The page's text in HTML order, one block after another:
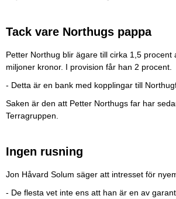
Tack vare Northugs pappa
Petter Northug blir ägare till cirka 1,5
miljoner kronor. I provision får han 2 procent.
- Detta är en bank med kopplingar till
Saken är den att Petter Northugs far har
Terragruppen.
Ingen rusning
Jon Håvard Solum säger att intresset för
- De flesta vet inte ens att han är en av